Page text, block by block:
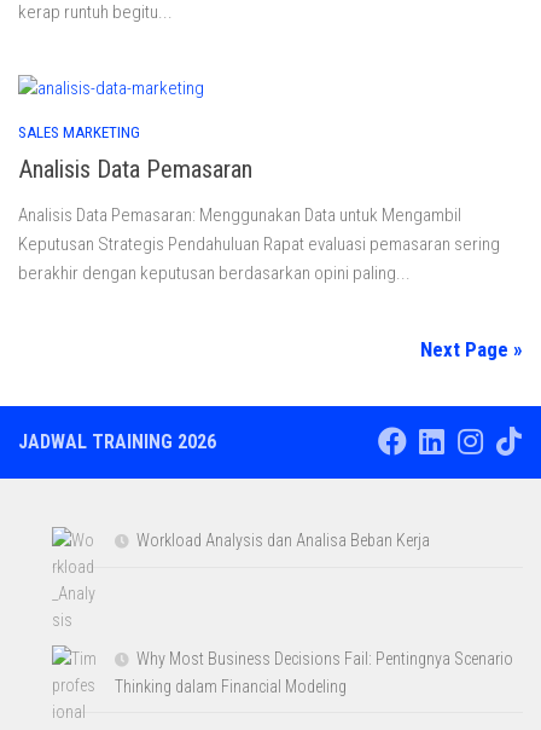
kerap runtuh begitu...
SALES MARKETING
Analisis Data Pemasaran
Analisis Data Pemasaran: Menggunakan Data untuk Mengambil
Keputusan Strategis Pendahuluan Rapat evaluasi pemasaran sering
berakhir dengan keputusan berdasarkan opini paling...
Next Page »
JADWAL TRAINING 2026
Workload Analysis dan Analisa Beban Kerja
Why Most Business Decisions Fail: Pentingnya Scenario
Thinking dalam Financial Modeling